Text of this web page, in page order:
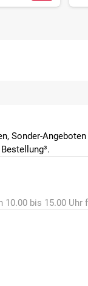
Sonder-
bis 15.00 Uhr